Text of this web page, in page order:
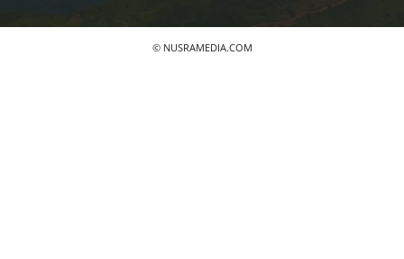
© NUSRAMEDIA.COM